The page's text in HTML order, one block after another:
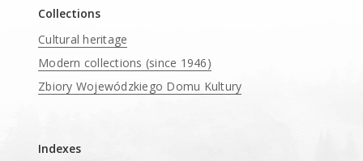
Collections
Cultural heritage
Modern collections (since 1946)
Zbiory Wojewódzkiego Domu Kultury
Indexes